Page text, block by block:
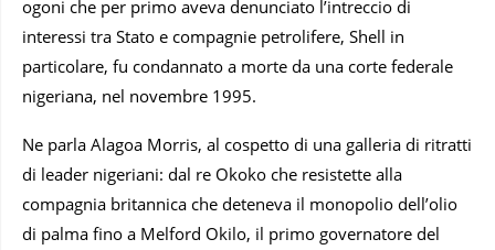
ogoni che per primo aveva denunciato l’intreccio di
interessi tra Stato e compagnie petrolifere, Shell in
particolare, fu condannato a morte da una corte federale
nigeriana, nel novembre 1995.
Ne parla Alagoa Morris, al cospetto di una galleria di ritratti
di leader nigeriani: dal re Okoko che resistette alla
compagnia britannica che deteneva il monopolio dell’olio
di palma fino a Melford Okilo, il primo governatore del